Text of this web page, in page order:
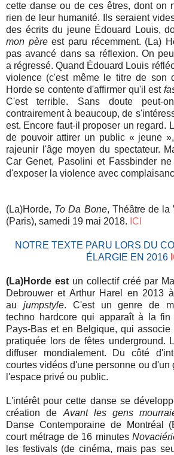
cette danse ou de ces êtres, dont on
rien de leur humanité. Ils seraient
des écrits du jeune Édouard Louis,
mon pèreest paru récemment. (La)
pas avancé dans sa réflexion. On
a régressé. Quand Édouard Louis
violence (c'est même le titre de son
Horde se contente d'affirmer qu'il est
C'est terrible. Sans doute peut-
contrairement à beaucoup, de
est. Encore faut-il proposer un regard.
de pouvoir attirer un public « jeune »
rajeunir l'âge moyen du spectateur.
Car Genet, Pasolini et Fassbinder
d'exposer la violence avec
(La)Horde, To Da Bone, Théâtre de la
(Paris), samedi 19 mai 2018. ICI
NOTRE TEXTE PARU LORS DU
ÉLARGIE EN 2016
(La)Horde est un collectif créé par
Debrouwer et Arthur Harel en 2013
au jumpstyle. C'est un genre de
techno hardcore qui apparaît à la
Pays-Bas et en Belgique, qui
pratiquée lors de fêtes underground.
diffuser mondialement. Du côté
courtes vidéos d'une personne ou d'un
l'espace privé ou public.
L'intérêt pour cette danse se
création deAvant les gens
Danse Contemporaine de Montréal
court métrage de 16 minutes
les festivals (de cinéma, mais pas